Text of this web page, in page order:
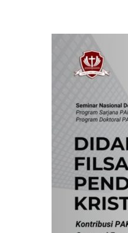
Webinar
Seri